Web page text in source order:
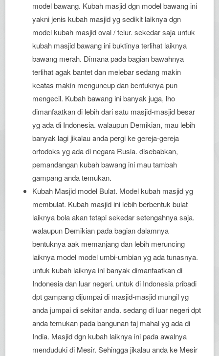
model bawang. Kubah masjid dgn model bawang ini
yakni jenis kubah masjid yg sedikit laiknya dgn
model kubah masjid oval / telur. sekedar saja untuk
kubah masjid bawang ini buktinya terlihat laiknya
bawang merah. Dimana pada bagian bawahnya
terlihat agak bantet dan melebar sedang makin
keatas makin menguncup dan bentuknya pun
mengecil. Kubah bawang ini banyak juga, lho
dimanfaatkan di lebih dari satu masjid-masjid besar
yg ada di Indonesia. walaupun Demikian, mau lebih
banyak lagi jikalau anda pergi ke gereja-gereja
ortodoks yg ada di negara Rusia. disebabkan,
pemandangan kubah bawang ini mau tambah
gampang anda temukan.
Kubah Masjid model Bulat. Model kubah masjid yg
membulat. Kubah masjid ini lebih berbentuk bulat
laiknya bola akan tetapi sekedar setengahnya saja.
walaupun Demikian pada bagian dalamnya
bentuknya aak memanjang dan lebih meruncing
laiknya model model umbi-umbian yg ada tunasnya.
untuk kubah laiknya ini banyak dimanfaatkan di
Indonesia dan luar negeri. untuk di Indonesia pribadi
dpt gampang dijumpai di masjid-masjid mungil yg
anda jumpai di sekitar anda. sedang di luar negeri dpt
anda temukan pada bangunan taj mahal yg ada di
India. Masjid dgn kubah laiknya ini pada awalnya
menduduki di Mesir. Sehingga jikalau anda ke Mesir